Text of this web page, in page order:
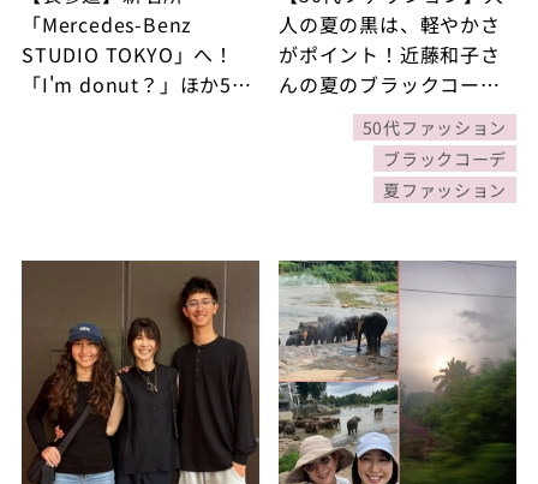
「Mercedes-Benz
STUDIO TOKYO」へ！
「I'm donut？」ほか5ブ
人の夏の黒は、軽やかさ
がポイント！近藤和子さ
んの夏のブラックコーデ
50代ファッション
ブラックコーデ
夏ファッション